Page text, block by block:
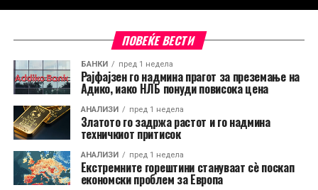
ПОВЕЌЕ ВЕСТИ
БАНКИ пред 1 недела
Рајфајзен го надмина прагот за преземање на
Адико, иако НЛБ понуди повисока цена
АНАЛИЗИ пред 1 недела
Златото го задржа растот и го надмина
техничкиот притисок
АНАЛИЗИ пред 1 недела
Екстремните горештини стануваат сè поскап
економски проблем за Европа